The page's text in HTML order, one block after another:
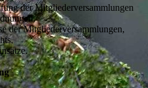
der Mitgliederversammlungen
der Mitgliederversammlungen,